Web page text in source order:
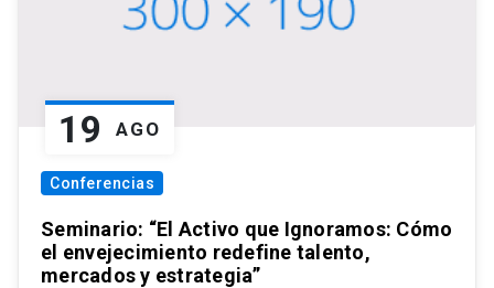
19 AGO
Conferencias
Seminario: “El Activo que Ignoramos: Cómo
el envejecimiento redefine talento,
mercados y estrategia”